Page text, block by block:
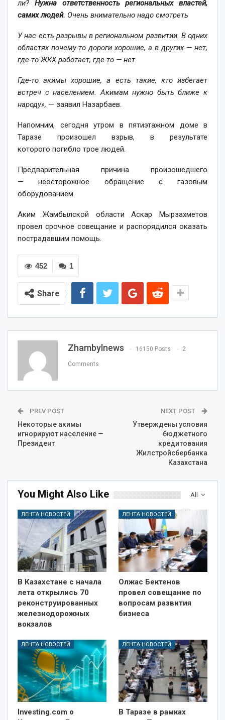
ли? Нужна ответственность региональных властей,
самих людей. Очень внимательно надо смотреть
У нас есть разрывы в региональном развитии. В одних
областях почему-то дороги хорошие, а в других — нет,
где-то ЖКХ работает, где-то — нет.
Где-то акимы хорошие, а есть такие, кто избегает
встреч с населением. Акимам нужно быть ближе к
народу», — заявил Назарбаев.
Напомним, сегодня утром в пятиэтажном доме в
Таразе произошел взрыв, в результате
которого погибло трое людей.
Предварительная причина произошедшего
— неосторожное обращение с газовым
оборудованием.
Аким Жамбылской области Аскар Мырзахметов
провел срочное совещание и распорядился оказать
пострадавшим помощь.
1
452
Share
Zhambylnews 16150 Posts 2
Comments
PREV POST
Некоторые акимы
игнорируют население —
Президент
NEXT POST
Утверждены условия
бюджетного
кредитования
Жилстройсбербанка
Казахстана
All
You Might Also Like
ЛЕНТА НОВОСТЕЙ
В Казахстане с начала
лета открылись 70
реконструированных
железнодорожных
вокзалов
ЛЕНТА НОВОСТЕЙ
Олжас Бектенов
провел совещание по
вопросам развития
бизнеса
ЛЕНТА НОВОСТЕЙ
Investing.com о
ЛЕНТА НОВОСТЕЙ
В Таразе в рамках